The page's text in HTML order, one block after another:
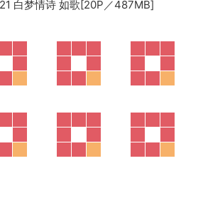
白梦情诗 如歌[20P／487MB]